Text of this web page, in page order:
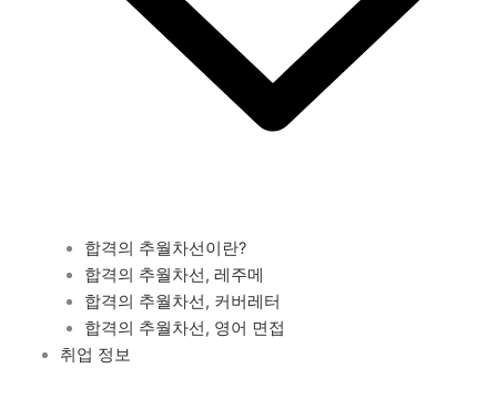
합격의 추월차선이란?
합격의 추월차선, 레주메
합격의 추월차선, 커버레터
합격의 추월차선, 영어 면접
취업 정보